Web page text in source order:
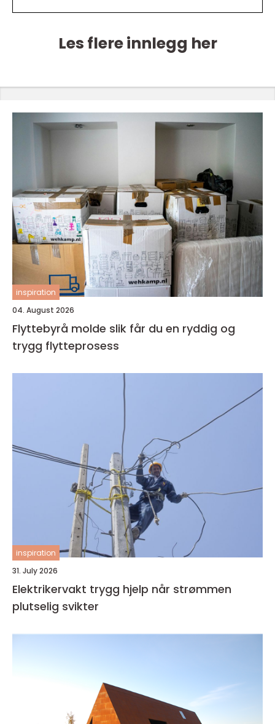
Les flere innlegg her
inspiration
04. August 2026
Flyttebyrå molde slik får du en ryddig og
trygg flytteprosess
inspiration
31. July 2026
Elektrikervakt trygg hjelp når strømmen
plutselig svikter